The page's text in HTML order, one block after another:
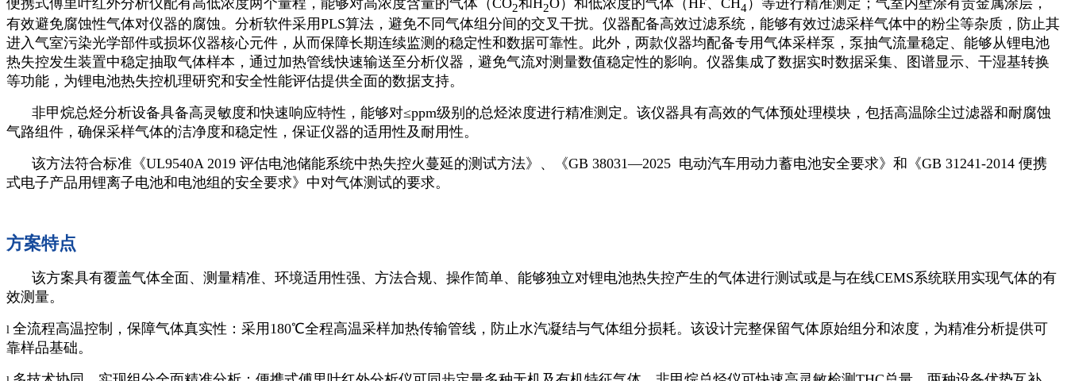
2 2 4
有效避免腐蚀性气体对仪器的腐蚀。分析软件采用PLS算法，避免不同气体组分间的交叉干扰。仪器配备高效过滤系统，能够有效过滤采样气体中的粉尘等杂质，防止其
进入气室污染光学部件或损坏仪器核心元件，从而保障长期连续监测的稳定性和数据可靠性。此外，两款仪器均配备专用气体采样泵，泵抽气流量稳定、能够从锂电池
热失控发生装置中稳定抽取气体样本，通过加热管线快速输送至分析仪器，避免气流对测量数值稳定性的影响。仪器集成了数据实时数据采集、图谱显示、干湿基转换
等功能，为锂电池热失控机理研究和安全性能评估提供全面的数据支持。
非甲烷总烃分析设备具备高灵敏度和快速响应特性，能够对≤ppm级别的总烃浓度进行精准测定。该仪器具有高效的气体预处理模块，包括高温除尘过滤器和耐腐蚀
气路组件，确保采样气体的洁净度和稳定性，保证仪器的适用性及耐用性。
该方法符合标准《UL9540A 2019 评估电池储能系统中热失控火蔓延的测试方法》、《GB 38031—2025 电动汽车用动力蓄电池安全要求》和《GB 31241-2014 便携
式电子产品用锂离子电池和电池组的安全要求》中对气体测试的要求。
方案特点
该方案具有覆盖气体全面、测量精准、环境适用性强、方法合规、操作简单、能够独立对锂电池热失控产生的气体进行测试或是与在线CEMS系统联用实现气体的有
效测量。
l 全流程高温控制，保障气体真实性：采用180℃全程高温采样加热传输管线，防止水汽凝结与气体组分损耗。该设计完整保留气体原始组分和浓度，为精准分析提供可
靠样品基础。